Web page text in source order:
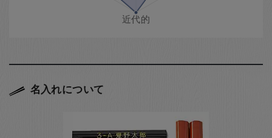
名入れについて